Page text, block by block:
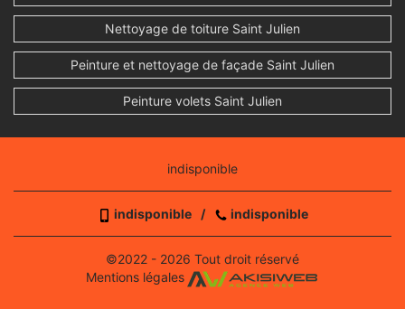
Nettoyage de toiture Saint Julien
Peinture et nettoyage de façade Saint Julien
Peinture volets Saint Julien
indisponible
indisponible / indisponible
©2022 - 2026 Tout droit réservé
Mentions légales